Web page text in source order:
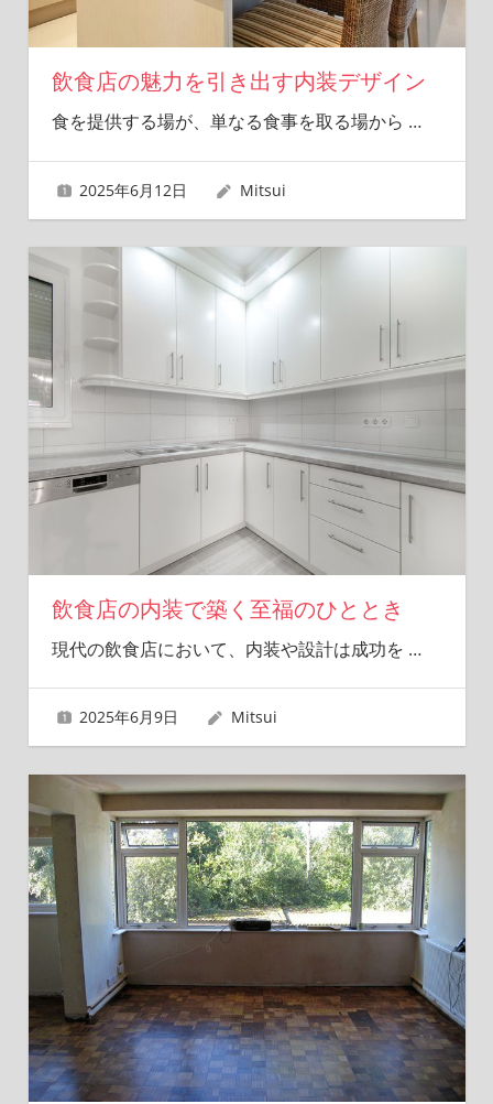
飲食店の魅力を引き出す内装デザイン
食を提供する場が、単なる食事を取る場から …
2025年6月12日 Mitsui
飲食店の内装で築く至福のひととき
現代の飲食店において、内装や設計は成功を …
2025年6月9日 Mitsui